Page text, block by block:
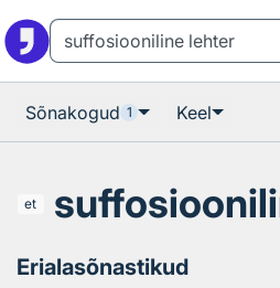
Sõnakogud 1 Keel
et
Erialasõnastikud